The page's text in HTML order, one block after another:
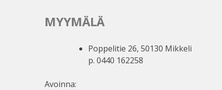
MYYMÄLÄ
Poppelitie 26, 50130 Mikkeli
p. 0440 162258
Avoinna: